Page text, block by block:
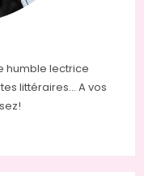
humble lectrice
littéraires... A vos